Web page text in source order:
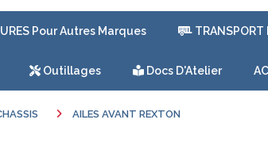
Pour Autres Marques TRANSPORT
Outillages Docs D'Atelier
AILES AVANT REXTON